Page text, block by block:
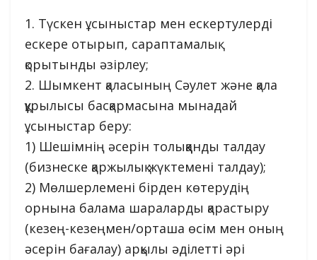
1. Түскен ұсыныстар мен ескертулерді
ескере отырып, сараптамалық
қорытынды әзірлеу;
2. Шымкент қаласының Сәулет және қала
құрылысы басқармасына мынадай
ұсыныстар беру:
1) Шешімнің әсерін толыққанды талдау
(бизнеске қаржылық жүктемені талдау);
2) Мөлшерлемені бірден көтерудің
орнына балама шараларды қарастыру
(кезең-кезеңмен/орташа өсім мен оның
әсерін бағалау) арқылы әділетті әрі